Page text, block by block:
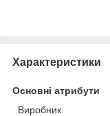
Характеристики
Основні атрибути
Виробник